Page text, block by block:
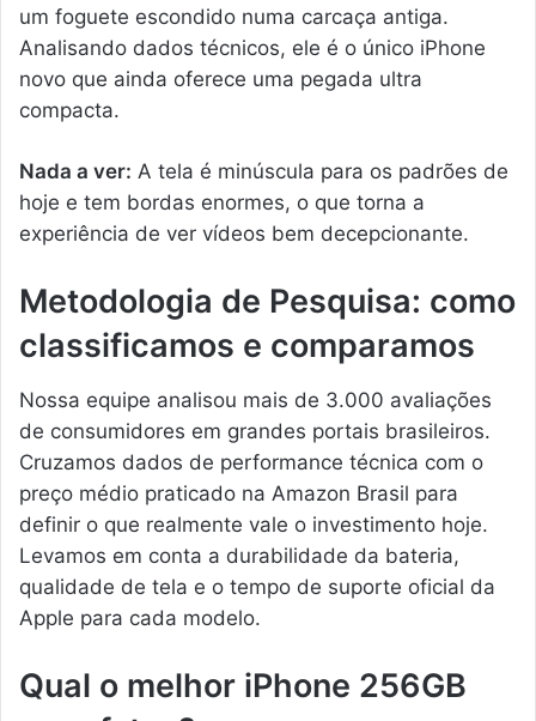
um foguete escondido numa carcaça antiga.
Analisando dados técnicos, ele é o único iPhone
novo que ainda oferece uma pegada ultra
compacta.
Nada a ver: A tela é minúscula para os padrões de
hoje e tem bordas enormes, o que torna a
experiência de ver vídeos bem decepcionante.
Metodologia de Pesquisa: como
classificamos e comparamos
Nossa equipe analisou mais de 3.000 avaliações
de consumidores em grandes portais brasileiros.
Cruzamos dados de performance técnica com o
preço médio praticado na Amazon Brasil para
definir o que realmente vale o investimento hoje.
Levamos em conta a durabilidade da bateria,
qualidade de tela e o tempo de suporte oficial da
Apple para cada modelo.
Qual o melhor iPhone 256GB